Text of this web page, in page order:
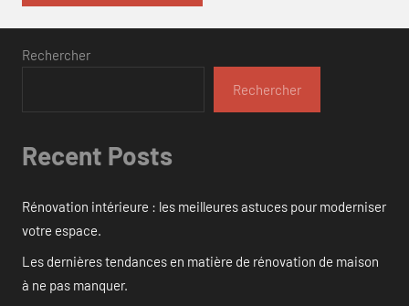
Rechercher
Rechercher
Recent Posts
Rénovation intérieure : les meilleures astuces pour moderniser
votre espace.
Les dernières tendances en matière de rénovation de maison
à ne pas manquer.